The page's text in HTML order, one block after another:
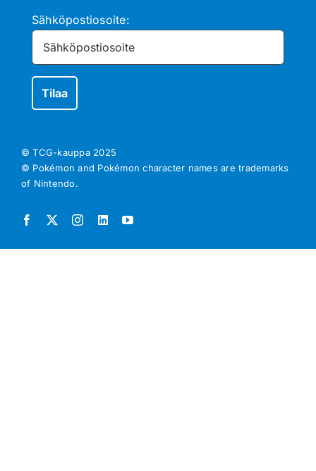
Sähköpostiosoite:
© TCG-kauppa 2025
© Pokémon and Pokémon character names are trademarks
of Nintendo.